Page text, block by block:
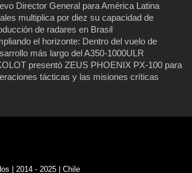
Director General para América Latina
multiplica por diez su capacidad de
de radares en Brasil
el horizonte: Dentro del vuelo de
más largo del A350-1000ULR
presentó ZEUS PHOENIX PX-100 para
tácticas y las misiones críticas
| 2014 - 2025 | Chile